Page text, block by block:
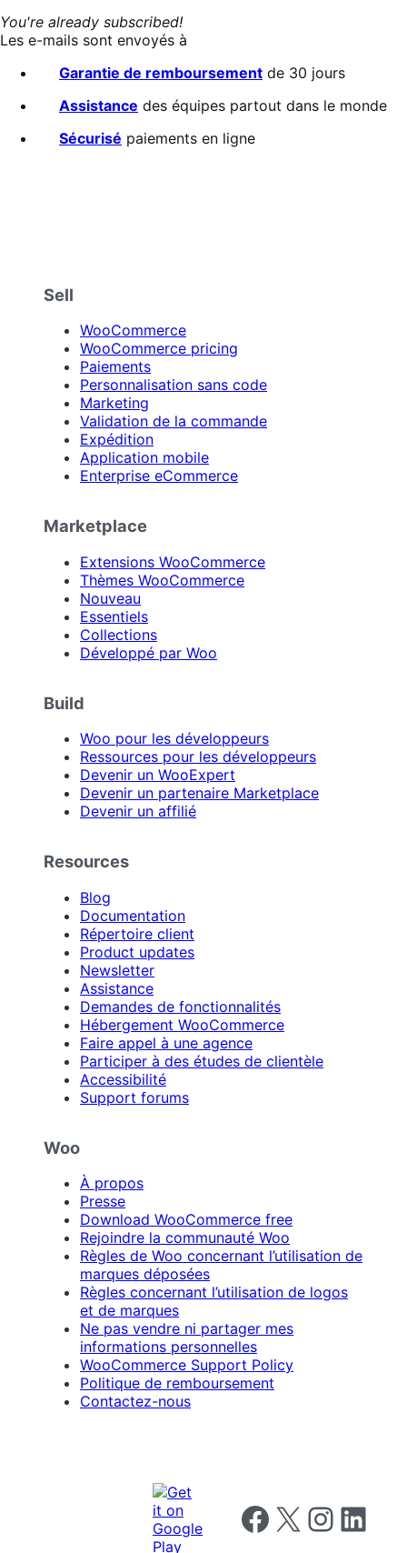
You're already subscribed!
Les e-mails sont envoyés à
Garantie de remboursement de 30 jours
Assistance des équipes partout dans le monde
Sécurisé paiements en ligne
Sell
WooCommerce
WooCommerce pricing
Paiements
Personnalisation sans code
Marketing
Validation de la commande
Expédition
Application mobile
Enterprise eCommerce
Marketplace
Extensions WooCommerce
Thèmes WooCommerce
Nouveau
Essentiels
Collections
Développé par Woo
Build
Woo pour les développeurs
Ressources pour les développeurs
Devenir un WooExpert
Devenir un partenaire Marketplace
Devenir un affilié
Resources
Blog
Documentation
Répertoire client
Product updates
Newsletter
Assistance
Demandes de fonctionnalités
Hébergement WooCommerce
Faire appel à une agence
Participer à des études de clientèle
Accessibilité
Support forums
Woo
À propos
Presse
Download WooCommerce free
Rejoindre la communauté Woo
Règles de Woo concernant l’utilisation de
marques déposées
Règles concernant l’utilisation de logos
et de marques
Ne pas vendre ni partager mes
informations personnelles
WooCommerce Support Policy
Politique de remboursement
Contactez-nous
Follow us on Facebook
Follow us on X Follow us on
Follow us